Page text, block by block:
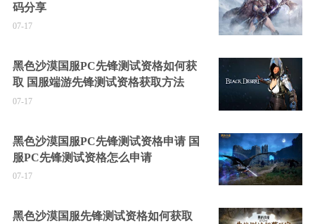
码分享
07-17
黑色沙漠国服PC先锋测试资格如何获
取 国服端游先锋测试资格获取方法
07-17
黑色沙漠国服PC先锋测试资格申请 国
服PC先锋测试资格怎么申请
07-17
黑色沙漠国服先锋测试资格如何获取